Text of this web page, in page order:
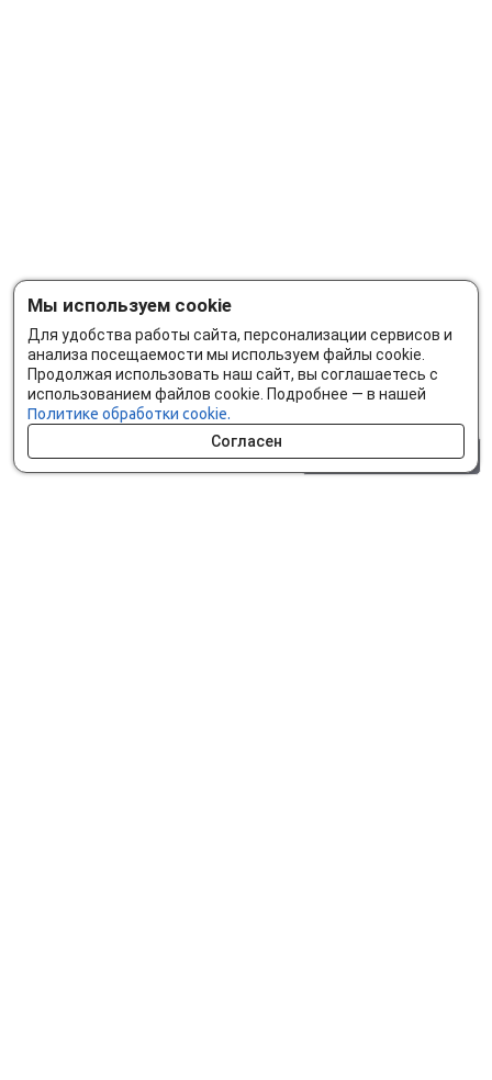
Мы используем cookie
Для удобства работы сайта, персонализации сервисов и
анализа посещаемости мы используем файлы cookie.
Продолжая использовать наш сайт, вы соглашаетесь с
использованием файлов cookie. Подробнее — в нашей
Политике обработки cookie.
Согласен